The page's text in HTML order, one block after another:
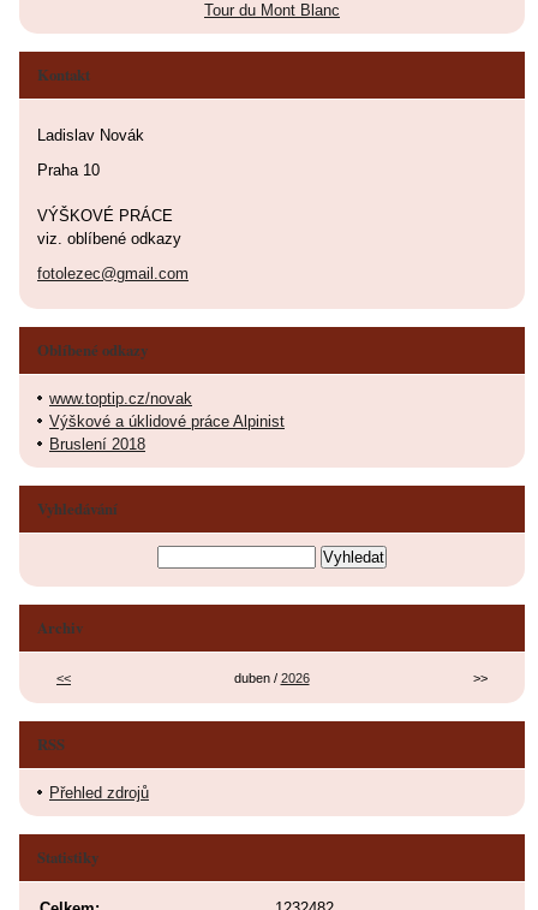
Tour du Mont Blanc
Kontakt
Ladislav Novák
Praha 10
VÝŠKOVÉ PRÁCE
viz. oblíbené odkazy
fotolezec@gmail.com
Oblíbené odkazy
www.toptip.cz/novak
Výškové a úklidové práce Alpinist
Bruslení 2018
Vyhledávání
Archiv
<< duben / 2026 >>
RSS
Přehled zdrojů
Statistiky